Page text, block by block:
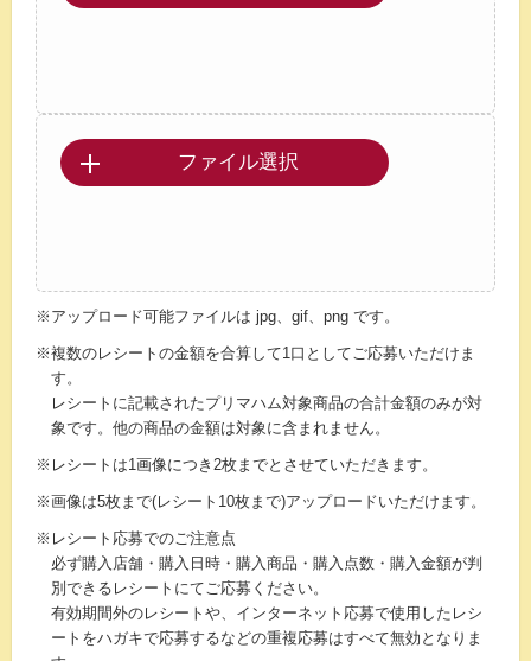
ファイル選択
※アップロード可能ファイルは jpg、gif、png です。
※複数のレシートの金額を合算して1口としてご応募いただけま
す。
レシートに記載されたプリマハム対象商品の合計金額のみが対
象です。他の商品の金額は対象に含まれません。
※レシートは1画像につき2枚までとさせていただきます。
※画像は5枚まで(レシート10枚まで)アップロードいただけます。
※レシート応募でのご注意点
必ず購入店舗・購入日時・購入商品・購入点数・購入金額が判
別できるレシートにてご応募ください。
有効期間外のレシートや、インターネット応募で使用したレシ
ートをハガキで応募するなどの重複応募はすべて無効となりま